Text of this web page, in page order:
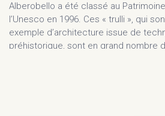
Alberobello a été classé au
l’Unesco en 1996. Ces « trulli », qui
exemple d’architecture issue de
préhistorique, sont en grand nombre